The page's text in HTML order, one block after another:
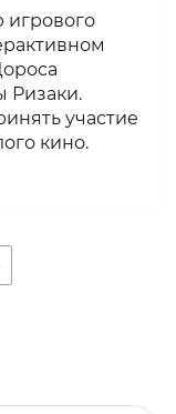
игрового
Ризаки.
участие
кино.